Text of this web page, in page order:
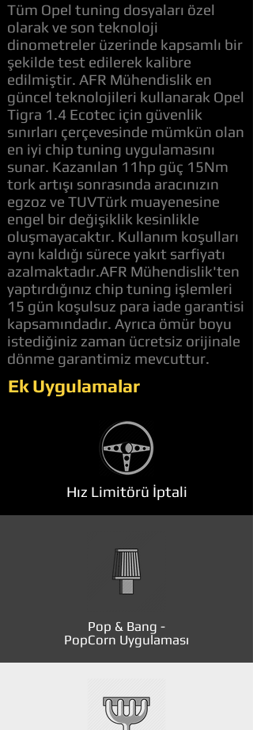
Tüm Opel tuning dosyaları özel
olarak ve son teknoloji
dinometreler üzerinde kapsamlı bir
şekilde test edilerek kalibre
edilmiştir. AFR Mühendislik en
güncel teknolojileri kullanarak Opel
Tigra 1.4 Ecotec için güvenlik
sınırları çerçevesinde mümkün olan
en iyi chip tuning uygulamasını
sunar. Kazanılan 11hp güç 15Nm
tork artışı sonrasında aracınızın
egzoz ve TUVTürk muayenesine
engel bir değişiklik kesinlikle
oluşmayacaktır. Kullanım koşulları
aynı kaldığı sürece yakıt sarfiyatı
azalmaktadır.AFR Mühendislik'ten
yaptırdığınız chip tuning işlemleri
15 gün koşulsuz para iade garantisi
kapsamındadır. Ayrıca ömür boyu
istediğiniz zaman ücretsiz orijinale
dönme garantimiz mevcuttur.
Ek Uygulamalar
Hız Limitörü İptali
Pop & Bang -
PopCorn Uygulaması